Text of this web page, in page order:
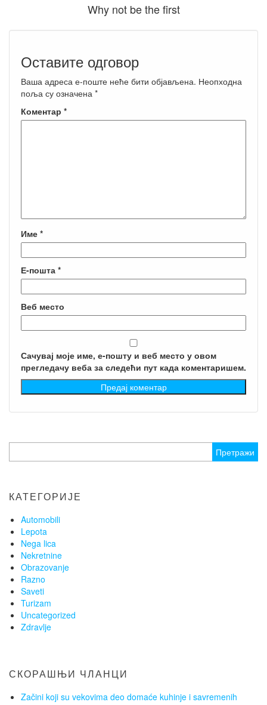
Why not be the first
Оставите одговор
Ваша адреса е-поште неће бити објављена. Неопходна
поља су означена *
Коментар *
Име *
Е-пошта *
Веб место
Сачувај моје име, е-пошту и веб место у овом
прегледачу веба за следећи пут када коментаришем.
за:
КАТЕГОРИЈЕ
Automobili
Lepota
Nega lica
Nekretnine
Obrazovanje
Razno
Saveti
Turizam
Uncategorized
Zdravlje
СКОРАШЊИ ЧЛАНЦИ
Začini koji su vekovima deo domaće kuhinje i savremenih